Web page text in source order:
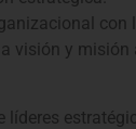
con
visión y misión